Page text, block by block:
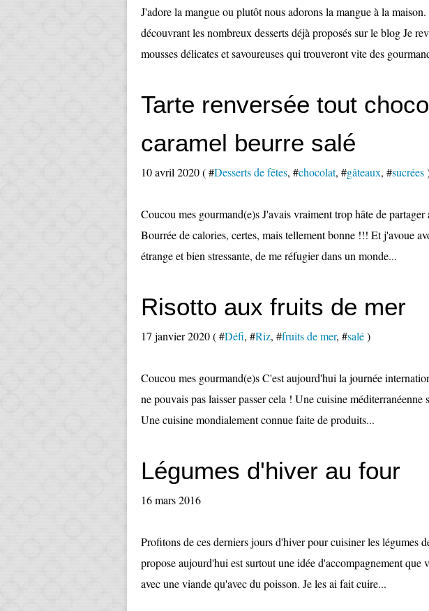
J'adore la mangue ou plutôt nous adorons la mangue à la
découvrant les nombreux desserts déjà proposés sur le blog Je
mousses délicates et savoureuses qui trouveront vite des
Tarte renversée tout
caramel beurre salé
10 avril 2020 ( #Desserts de fêtes, #chocolat, #gâteaux, #sucrées
Coucou mes gourmand(e)s J'avais vraiment trop hâte de
Bourrée de calories, certes, mais tellement bonne !!! Et j'avoue
étrange et bien stressante, de me réfugier dans un monde...
Risotto aux fruits de mer
17 janvier 2020 ( #Défi, #Riz, #fruits de mer, #salé)
Coucou mes gourmand(e)s C'est aujourd'hui la journée
ne pouvais pas laisser passer cela ! Une cuisine méditerranéenne
Une cuisine mondialement connue faite de produits...
Légumes d'hiver au four
16 mars 2016
Profitons de ces derniers jours d'hiver pour cuisiner les légumes
propose aujourd'hui est surtout une idée d'accompagnement que
avec une viande qu'avec du poisson. Je les ai fait cuire...